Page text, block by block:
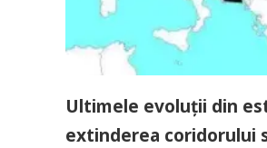
Ultimele evoluţii din
extinderea coridorului